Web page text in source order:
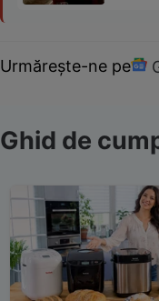
Urmărește-ne pe
Ghid de